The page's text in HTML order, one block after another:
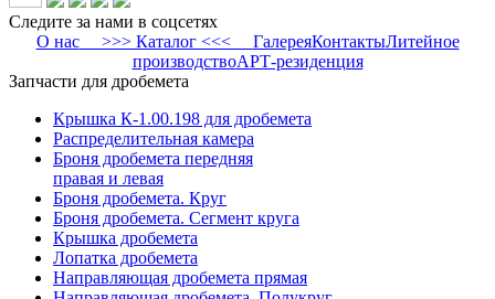
Следите за нами в соцсетях
О нас>>> Каталог <<< ГалереяКонтактыЛитейное
производствоАРТ-резиденция
Запчасти для дробемета
Крышка К-1.00.198 для дробемета
Распределительная камера
Броня дробемета передняя
правая и левая
Броня дробемета. Круг
Броня дробемета. Сегмент круга
Крышка дробемета
Лопатка дробемета
Направляющая дробемета прямая